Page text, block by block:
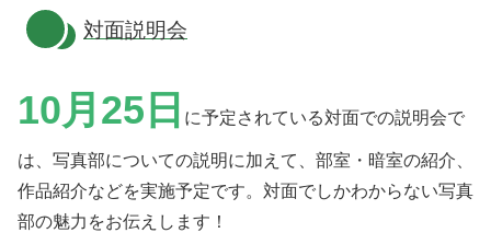
対面説明会
10月25日 に予定されている対面での説明会で
は、写真部についての説明に加えて、部室・暗室の紹介、
作品紹介などを実施予定です。対面でしかわからない写真
部の魅力をお伝えします！